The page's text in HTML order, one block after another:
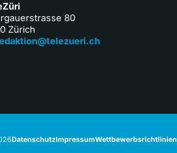
80
Zürich
DatenschutzImpressumWettbewerbsrichtlinien